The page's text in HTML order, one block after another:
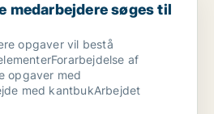
medarbejdere søges til
opgaver vil bestå
af
opgaver med
med kantbukArbejdet